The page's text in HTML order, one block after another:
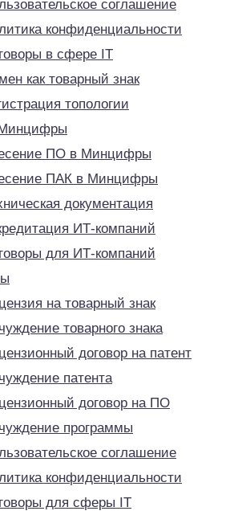
соглашение
конфиденциальности
в сфере IT
как товарный знак
топологии
ПО в Минцифры
ПАК в Минцифры
документация
ИТ-компаний
для ИТ-компаний
на товарный знак
товарного знака
договор на патент
патента
договор на ПО
программы
соглашение
конфиденциальности
для сферы IT